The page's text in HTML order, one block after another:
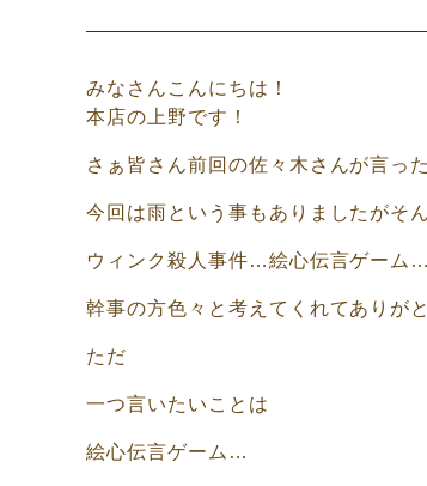
みなさんこんにちは！
本店の上野です！
さぁ皆さん前回の佐々木さんが言っ
今回は雨という事もありましたがそ
ウィンク殺人事件…絵心伝言ゲーム
幹事の方色々と考えてくれてありが
ただ
一つ言いたいことは
絵心伝言ゲーム…